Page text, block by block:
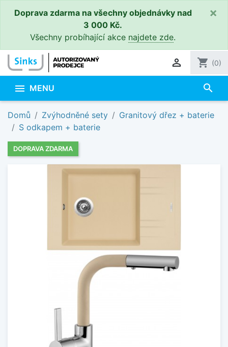
Doprava zdarma na všechny objednávky nad
3 000 Kč.
Všechny probíhající akce najdete zde.
×
 shopping_cart (0)
 MENU search
Domů Zvýhodněné sety
Granitový dřez + baterie
S odkapem + baterie
DOPRAVA ZDARMA